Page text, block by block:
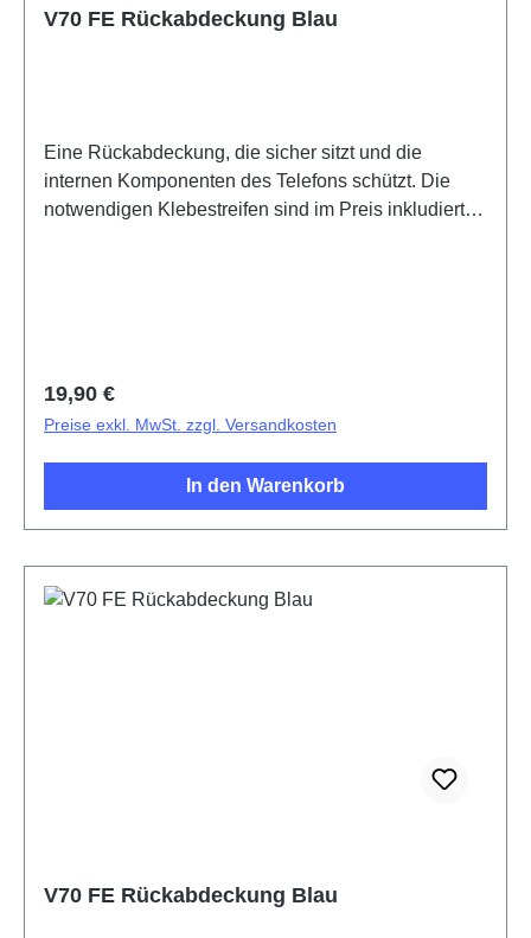
V70 FE Rückabdeckung Blau
Eine Rückabdeckung, die sicher sitzt und die
internen Komponenten des Telefons schützt. Die
notwendigen Klebestreifen sind im Preis inkludiert
Regulärer Preis:
19,90 €
Preise exkl. MwSt. zzgl. Versandkosten
In den Warenkorb
V70 FE Rückabdeckung Blau